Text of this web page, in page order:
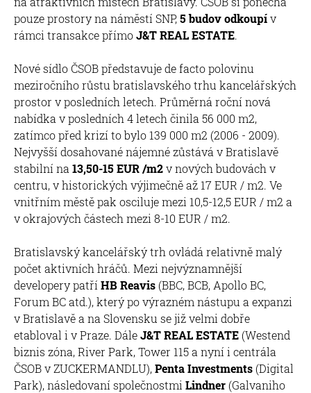
pouze prostory na náměstí SNP,5 budov odkoupív
rámci transakce přímoJ&T REAL ESTATE.
Nové sídlo ČSOB představuje de facto polovinu
meziročního růstu bratislavského trhu kancelářských
prostor v posledních letech. Průměrná roční nová
nabídka v posledních 4 letech činila 56 000 m2,
zatímco před krizí to bylo 139 000 m2 (2006 - 2009).
Nejvyšší dosahované nájemné zůstává v Bratislavě
stabilní na 13,50-15 EUR /m2v nových budovách v
centru, v historických výjimečně až 17 EUR / m2. Ve
vnitřním městě pak osciluje mezi 10,5-12,5 EUR / m2 a
v okrajových částech mezi 8-10 EUR / m2.
Bratislavský kancelářský trh ovládá relativně malý
počet aktivních hráčů. Mezi nejvýznamnější
developery patří HB Reavis(BBC, BCB, Apollo BC,
Forum BC atd.), který po výrazném nástupu a expanzi
v Bratislavě a na Slovensku se již velmi dobře
etabloval i v Praze. DáleJ&T REAL ESTATE(Westend
biznis zóna, River Park, Tower 115 a nyní i centrála
ČSOB v ZUCKERMANDLU),Penta Investments(Digital
Park), následovaní společnostmi Lindner(Galvaniho